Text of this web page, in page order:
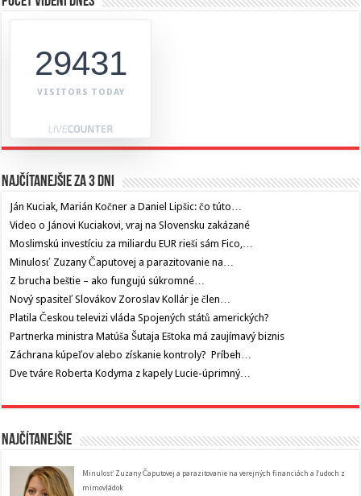
29431
VISITORS TODAY
Najčítanejšie za 3 dni
Ján Kuciak, Marián Kočner a Daniel Lipšic: čo túto…
Video o Jánovi Kuciakovi, vraj na Slovensku zakázané
Moslimskú investíciu za miliardu EUR rieši sám Fico,…
Minulosť Zuzany Čaputovej a parazitovanie na…
Z brucha beštie – ako fungujú súkromné…
Nový spasiteľ Slovákov Zoroslav Kollár je člen…
Platila Českou televizi vláda Spojených států amerických?
Partnerka ministra Matúša Šutaja Eštoka má zaujímavý biznis
Záchrana kúpeľov alebo získanie kontroly? Príbeh…
Dve tváre Roberta Kodyma z kapely Lucie-úprimný…
Najčítanejšie
Minulosť Zuzany Čaputovej a parazitovanie na verejných financiách a ľudoch z
mimovládok